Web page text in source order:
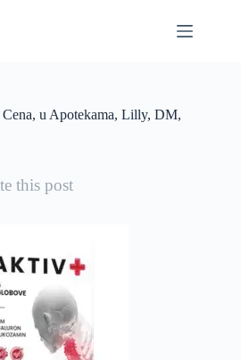
u Apotekama, Lilly, DM,
this post